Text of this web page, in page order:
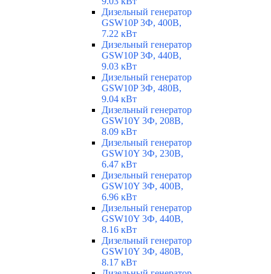
Дизельный генератор
GSW10P 3Ф, 400В,
7.22 кВт
Дизельный генератор
GSW10P 3Ф, 440В,
9.03 кВт
Дизельный генератор
GSW10P 3Ф, 480В,
9.04 кВт
Дизельный генератор
GSW10Y 3Ф, 208В,
8.09 кВт
Дизельный генератор
GSW10Y 3Ф, 230В,
6.47 кВт
Дизельный генератор
GSW10Y 3Ф, 400В,
6.96 кВт
Дизельный генератор
GSW10Y 3Ф, 440В,
8.16 кВт
Дизельный генератор
GSW10Y 3Ф, 480В,
8.17 кВт